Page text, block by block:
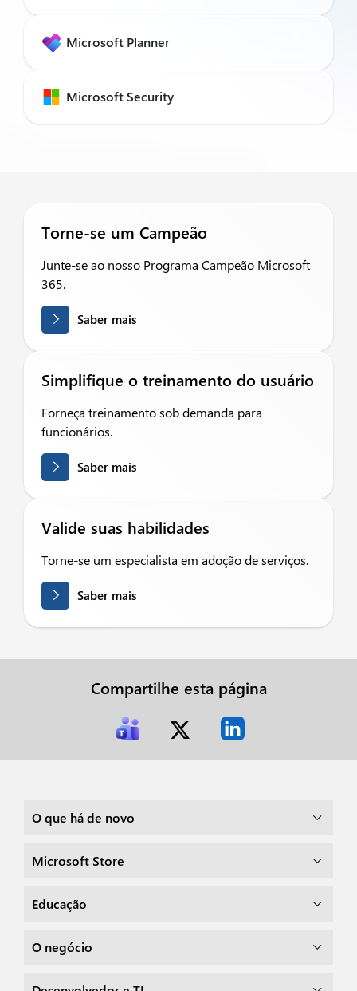
Microsoft Planner
Microsoft Security
Torne-se um Campeão
Junte-se ao nosso Programa Campeão Microsoft
365.
Saber mais
Simplifique o treinamento do usuário
Forneça treinamento sob demanda para
funcionários.
Saber mais
Valide suas habilidades
Torne-se um especialista em adoção de serviços.
Saber mais
Compartilhe esta página
O que há de novo
Microsoft Store
Educação
O negócio